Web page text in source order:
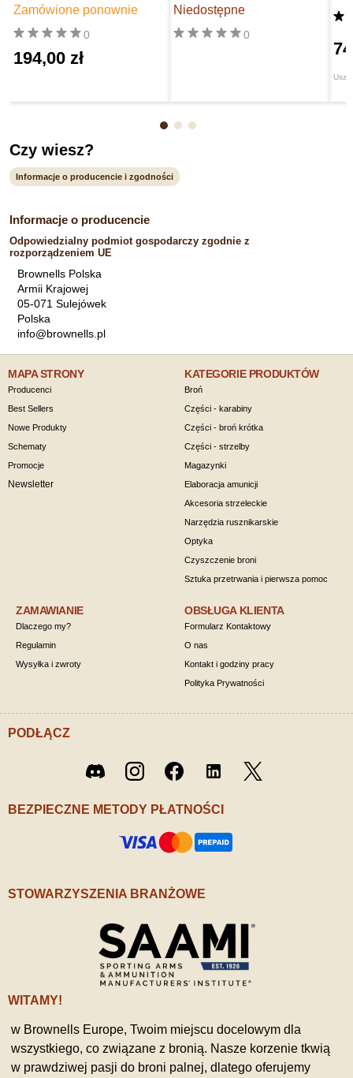
0
Zamówione ponownie
194,00 zł
0
Niedostępne
Czy wiesz?
Informacje o producencie i zgodności
Informacje o producencie
Odpowiedzialny podmiot gospodarczy zgodnie z
rozporządzeniem UE
Brownells Polska
Armii Krajowej
05-071 Sulejówek
Polska
info@brownells.pl
MAPA STRONY
Producenci
Best Sellers
Nowe Produkty
Schematy
Promocje
Newsletter
KATEGORIE PRODUKTÓW
Broń
Części - karabiny
Części - broń krótka
Części - strzelby
Magazynki
Elaboracja amunicji
Akcesoria strzeleckie
Narzędzia rusznikarskie
Optyka
Czyszczenie broni
Sztuka przetrwania i pierwsza pomoc
ZAMAWIANIE
Dlaczego my?
Regulamin
Wysyłka i zwroty
OBSŁUGA KLIENTA
Formularz Kontaktowy
O nas
Kontakt i godziny pracy
Polityka Prywatności
PODŁĄCZ
Discord Instagram Facebook LinkedIn
BEZPIECZNE METODY PŁATNOŚCI
STOWARZYSZENIA BRANŻOWE
WITAMY!
w Brownells Europe, Twoim miejscu docelowym dla
wszystkiego, co związane z bronią. Nasze korzenie tkwią
w prawdziwej pasji do broni palnej, dlatego oferujemy